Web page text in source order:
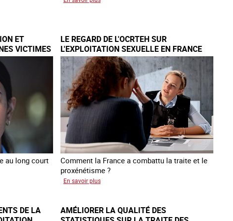
2026
sur
les
victimes
de
traite
ET
VICTIMES
au long court
LE REGARD DE L'OCRTEH SUR
L'EXPLOITATION SEXUELLE EN FRANCE
EN 2025
Comment la France a combattu la traite et le
proxénétisme ?
En savoir plussur
de
DE LA
AMÉLIORER LA QUALITÉ DES